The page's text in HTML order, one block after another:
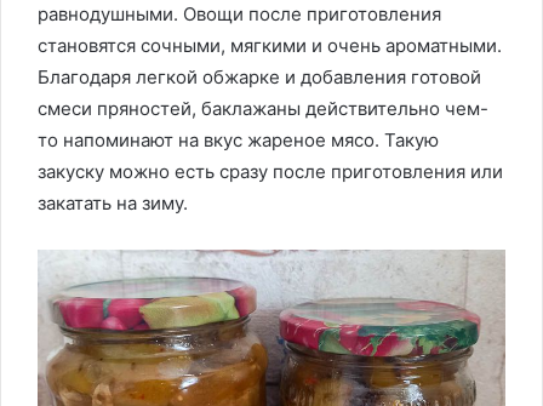
равнодушными. Овощи после приготовления
становятся сочными, мягкими и очень ароматными.
Благодаря легкой обжарке и добавления готовой
смеси пряностей, баклажаны действительно чем-
то напоминают на вкус жареное мясо. Такую
закуску можно есть сразу после приготовления или
закатать на зиму.